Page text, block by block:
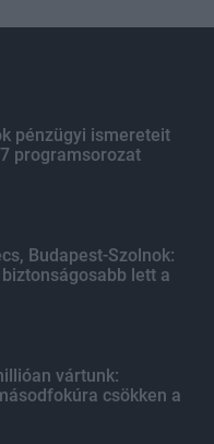
pénzügyi ismereteit
programsorozat
Budapest-Szolnok:
lett a
vártunk:
csökken a